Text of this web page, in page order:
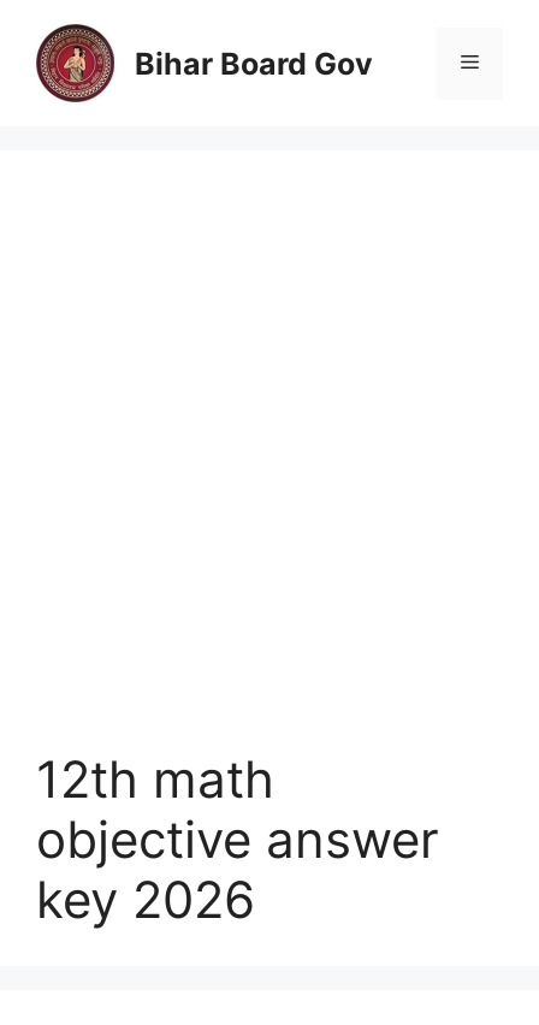
content
Bihar Board Gov Menu
12th math
objective answer
key 2026